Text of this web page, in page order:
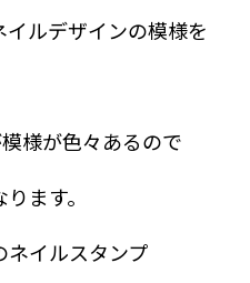
ルデザインの模様を
様が色々あるので
ます。
イルスタンプ